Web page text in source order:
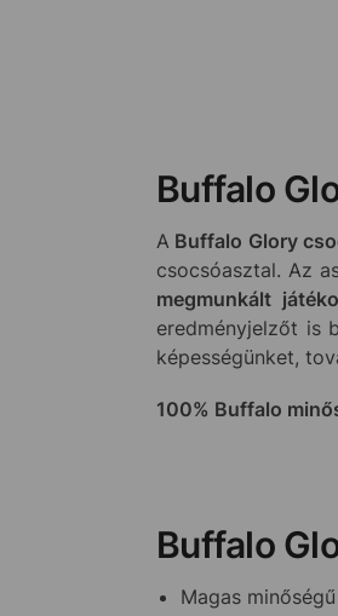
Buffalo
A Buffalo Glory
csocsóasztal. Az
megmunkált
eredményjelzőt is
képességünket,
100% Buffalo
Buffalo
Magas